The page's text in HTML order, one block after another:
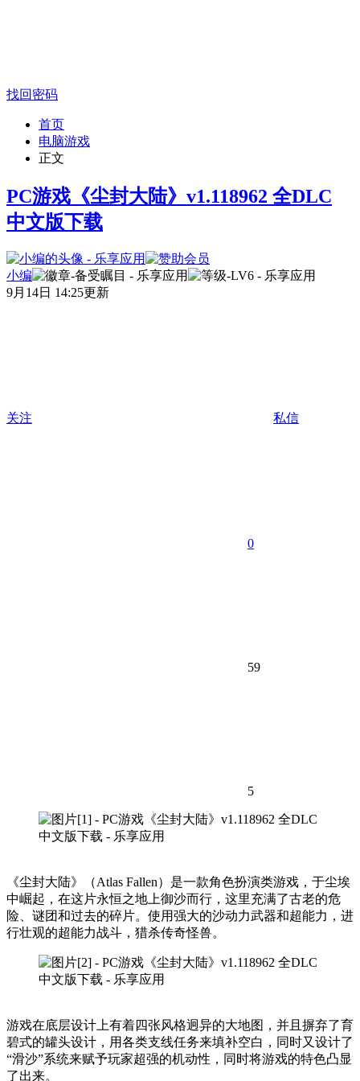
找回密码
首页
电脑游戏
正文
PC游戏《尘封大陆》v1.118962 全DLC
中文版下载
小编
9月14日 14:25更新
关注 私信
0
59
5
《尘封大陆》（Atlas Fallen）是一款角色扮演类游戏，于尘埃
中崛起，在这片永恒之地上御沙而行，这里充满了古老的危
险、谜团和过去的碎片。使用强大的沙动力武器和超能力，进
行壮观的超能力战斗，猎杀传奇怪兽。
游戏在底层设计上有着四张风格迥异的大地图，并且摒弃了育
碧式的罐头设计，用各类支线任务来填补空白，同时又设计了
“滑沙”系统来赋予玩家超强的机动性，同时将游戏的特色凸显
了出来。